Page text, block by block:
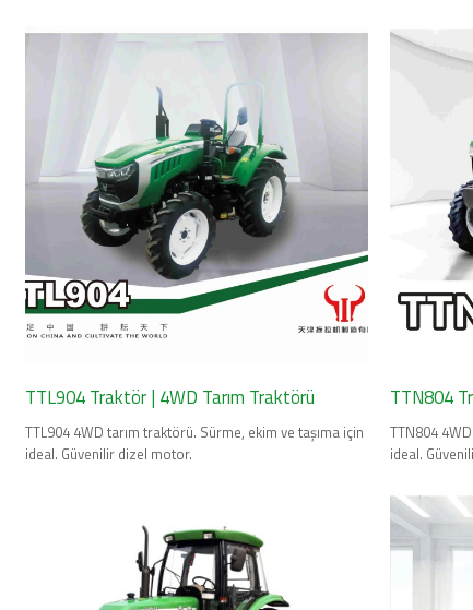
TTL904 Traktör | 4WD Tarım Traktörü
TTL904 4WD tarım traktörü. Sürme, ekim ve taşıma için
ideal. Güvenilir dizel motor.
TTN804
TTN804
ideal.